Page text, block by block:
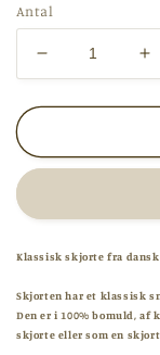
Antal
Reducer
antallet
for
-
shirt
Navy
Øg
-
Klassisk skjorte fra
Skjorten har et klassisk
Den er i 100% bomuld, af
skjorte eller som en